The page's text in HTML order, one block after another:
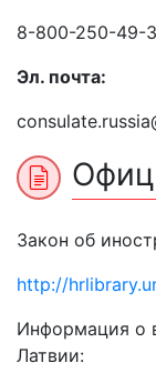
8-800-250-49-
Эл. почта:
Закон об
http://
Информация о
Латвии: